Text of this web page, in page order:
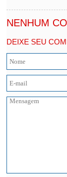
NENHUM
DEIXE SEU